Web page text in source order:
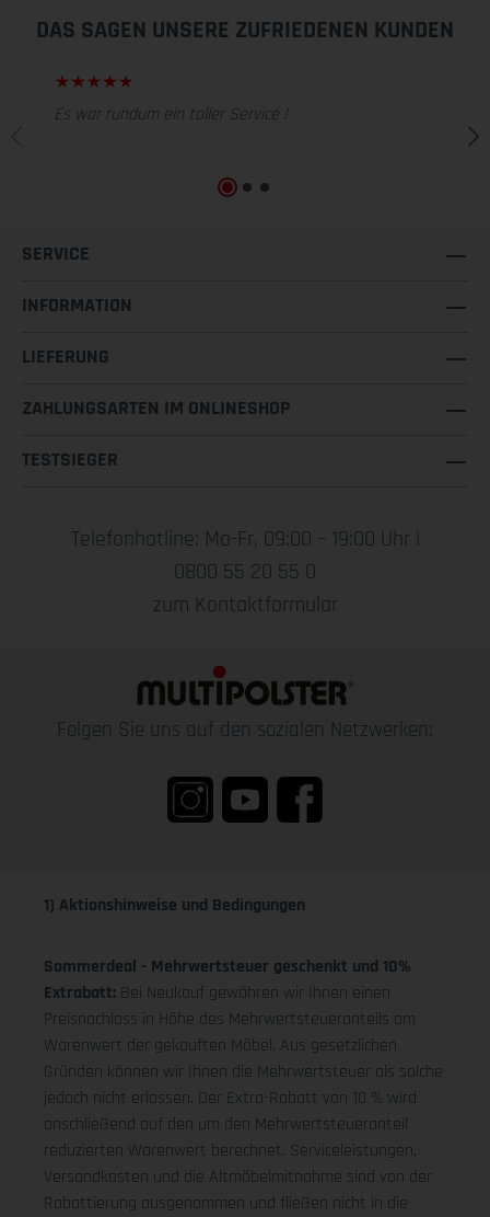
DAS SAGEN UNSERE ZUFRIEDENEN KUNDEN
Es war rundum ein toller Service !
SERVICE
INFORMATION
LIEFERUNG
ZAHLUNGSARTEN IM ONLINESHOP
TESTSIEGER
Telefonhotline: Mo-Fr, 09:00 – 19:00 Uhr |
0800 55 20 55 0
zum Kontaktformular
Folgen Sie uns auf den sozialen Netzwerken:
1) Aktionshinweise und Bedingungen
Sommerdeal - Mehrwertsteuer geschenkt und 10%
Extrabatt: Bei Neukauf gewähren wir Ihnen einen
Preisnachlass in Höhe des Mehrwertsteueranteils am
Warenwert der gekauften Möbel. Aus gesetzlichen
Gründen können wir Ihnen die Mehrwertsteuer als solche
jedoch nicht erlassen. Der Extra-Rabatt von 10 % wird
anschließend auf den um den Mehrwertsteueranteil
reduzierten Warenwert berechnet. Serviceleistungen,
Versandkosten und die Altmöbelmitnahme sind von der
Rabattierung ausgenommen und fließen nicht in die